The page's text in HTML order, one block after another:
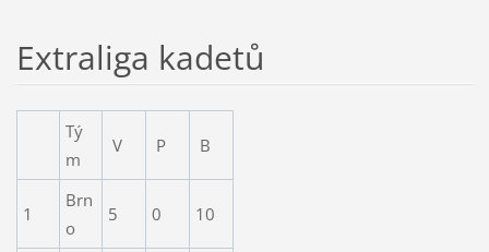
Extraliga kadetů
Tý
m
V P B
1
Brn
o
5 0 10